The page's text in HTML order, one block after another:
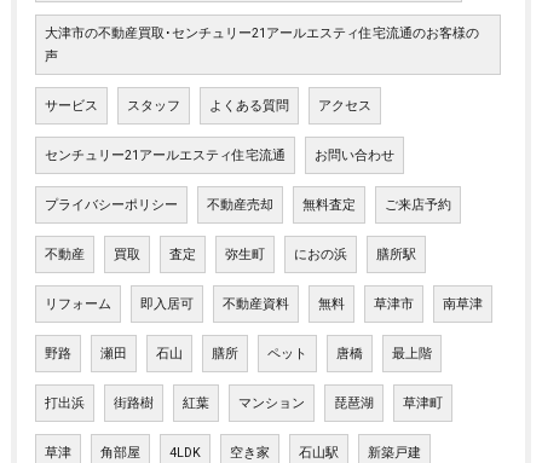
大津市の不動産買取･センチュリー21アールエスティ住宅流通のお客様の
声
サービス スタッフ よくある質問 アクセス
センチュリー21アールエスティ住宅流通 お問い合わせ
プライバシーポリシー 不動産売却 無料査定 ご来店予約
不動産 買取 査定 弥生町 におの浜 膳所駅
リフォーム 即入居可 不動産資料 無料 草津市 南草津
野路 瀬田 石山 膳所 ペット 唐橋 最上階
打出浜 街路樹 紅葉 マンション 琵琶湖 草津町
草津 角部屋 4LDK 空き家 石山駅 新築戸建